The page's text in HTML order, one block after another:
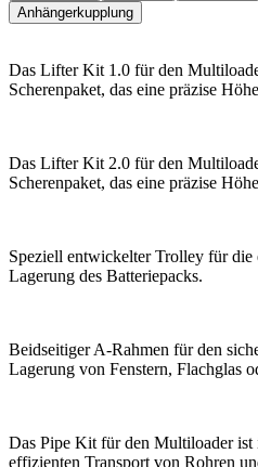
Anhängerkupplung
Das Lifter Kit 1.0 für den
Scherenpaket, das eine präzise
Das Lifter Kit 2.0 für den
Scherenpaket, das eine präzise
Speziell entwickelter Trolley für die
Lagerung des Batteriepacks.
Beidseitiger A-Rahmen für den
Lagerung von Fenstern, Flachglas
Das Pipe Kit für den Multiloader ist
effizienten Transport von Rohren